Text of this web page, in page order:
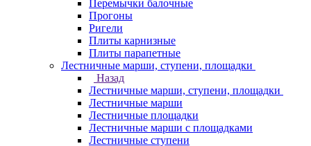
Перемычки балочные
Прогоны
Ригели
Плиты карнизные
Плиты парапетные
Лестничные марши, ступени, площадки
Назад
Лестничные марши, ступени, площадки
Лестничные марши
Лестничные площадки
Лестничные марши с площадками
Лестничные ступени